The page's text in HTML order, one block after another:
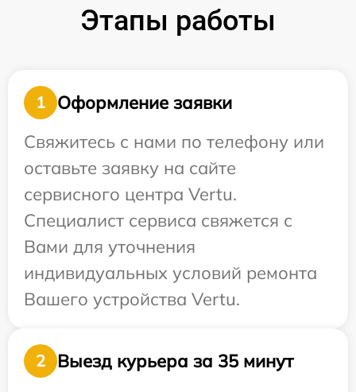
Этапы работы
1
Оформление заявки
Свяжитесь с нами по телефону или
оставьте заявку на сайте
сервисного центра Vertu.
Специалист сервиса свяжется с
Вами для уточнения
индивидуальных условий ремонта
Вашего устройства Vertu.
2
Выезд курьера за 35 минут